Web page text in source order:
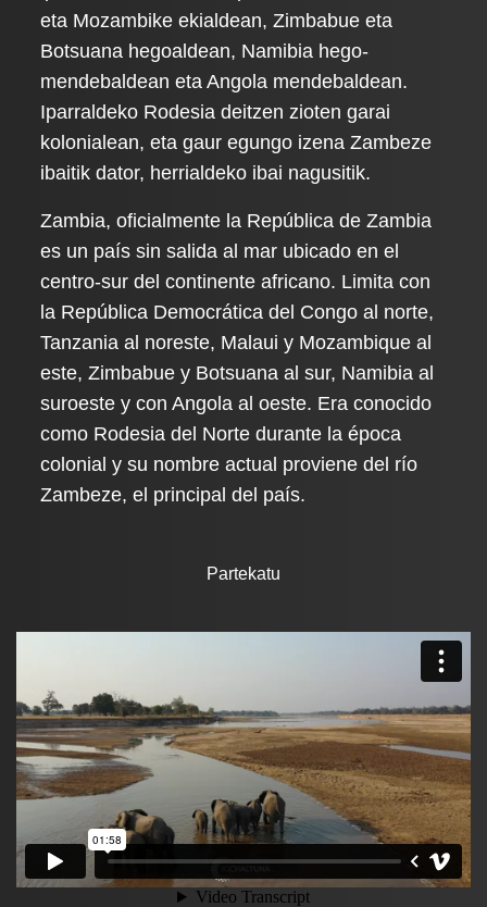
eta Mozambike ekialdean, Zimbabue eta
Botsuana hegoaldean, Namibia hego-
mendebaldean eta Angola mendebaldean.
Iparraldeko Rodesia deitzen zioten garai
kolonialean, eta gaur egungo izena Zambeze
ibaitik dator, herrialdeko ibai nagusitik.
Zambia, oficialmente la República de Zambia
es un país sin salida al mar ubicado en el
centro-sur del continente africano. Limita con
la República Democrática del Congo al norte,
Tanzania al noreste, Malaui y Mozambique al
este, Zimbabue y Botsuana al sur, Namibia al
suroeste y con Angola al oeste. Era conocido
como Rodesia del Norte durante la época
colonial y su nombre actual proviene del río
Zambeze, el principal del país.
Partekatu